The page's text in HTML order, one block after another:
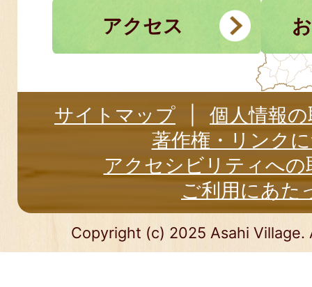
アクセス
サイトマップ
個人情報
著作権・リンク
アクセシビリティへの
ご利用にあた
Copyright (c) 2025 Asahi Village.